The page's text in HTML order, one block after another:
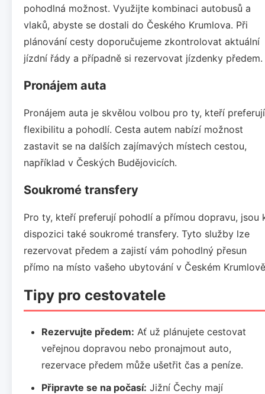
pohodlná možnost. Využijte kombinaci autobusů a
vlaků, abyste se dostali do Českého Krumlova. Při
plánování cesty doporučujeme zkontrolovat aktuální
jízdní řády a případně si rezervovat jízdenky předem.
Pronájem auta
Pronájem auta je skvělou volbou pro ty, kteří preferují
flexibilitu a pohodlí. Cesta autem nabízí možnost
zastavit se na dalších zajímavých místech cestou,
například v Českých Budějovicích.
Soukromé transfery
Pro ty, kteří preferují pohodlí a přímou dopravu, jsou
dispozici také soukromé transfery. Tyto služby lze
rezervovat předem a zajistí vám pohodlný přesun
přímo na místo vašeho ubytování v Českém
Tipy pro cestovatele
Rezervujte předem: Ať už plánujete cestovat
veřejnou dopravou nebo pronajmout auto,
rezervace předem může ušetřit čas a peníze.
Připravte se na počasí: Jižní Čechy mají